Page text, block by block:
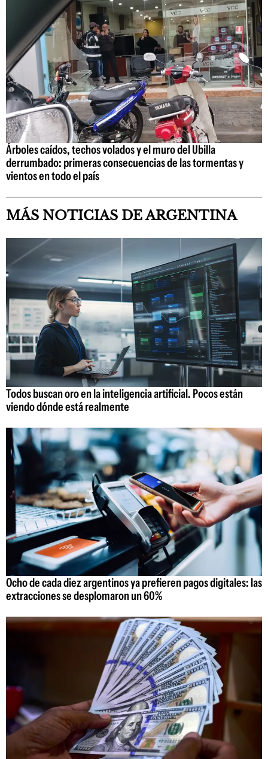
Árboles caídos, techos volados y el muro del Ubilla
derrumbado: primeras consecuencias de las tormentas y
vientos en todo el país
MÁS NOTICIAS DE ARGENTINA
Todos buscan oro en la inteligencia artificial. Pocos están
viendo dónde está realmente
Ocho de cada diez argentinos ya prefieren pagos digitales: las
extracciones se desplomaron un 60%